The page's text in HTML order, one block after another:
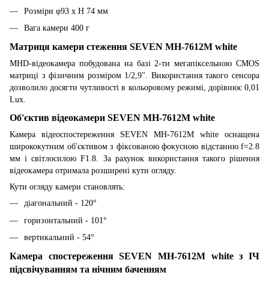
Розміри φ93 x H 74 мм
Вага камери 400 г
Матриця камери стеження SEVEN MH-7612M white
MHD-відеокамера побудована на базі 2-ти мегапіксельною CMOS
матриці з фізичним розміром 1/2,9". Використання такого сенсора
дозволило досягти чутливості в кольоровому режимі, дорівнює 0,01
Lux.
Об'єктив відеокамери SEVEN MH-7612M white
Камера відеоспостереження SEVEN MH-7612M white оснащена
ширококутним об'єктивом з фіксованою фокусною відстанню f=2.8
мм і світлосилою F1.8. За рахунок використання такого рішення
відеокамера отримала розширені кути огляду.
Кути огляду камери становлять:
діагональний - 120°
горизонтальний - 101°
вертикальний - 54°
Камера спостереження SEVEN MH-7612M white з ІЧ
підсвічуванням та нічним баченням